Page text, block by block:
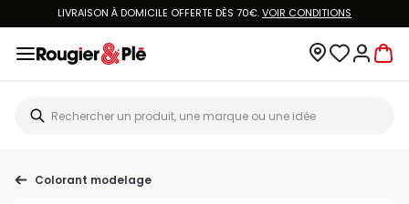
LIVRAISON À DOMICILE OFFERTE DÈS 70€.VOIR CONDITIONS
Colorant modelage